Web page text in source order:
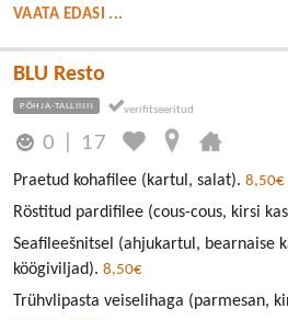
VAATA EDASI ...
BLU Resto
PÕHJA-TALLINN
0 17
Praetud kohafilee (kartul, salat). 8,50€
Röstitud pardifilee (cous-cous, kirsi
Seafileešnitsel (ahjukartul, bearnaise
köögiviljad). 8,50€
Trühvlipasta veiselihaga (parmesan,